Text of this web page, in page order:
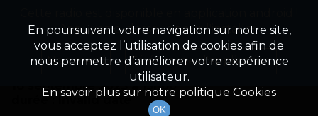
Détails De L'épisode
18 septembre 2023
à 15h00
durée : Invalid date
En poursuivant votre navigation sur notre site,
vous acceptez l’utilisation de cookies afin de
nous permettre d’améliorer votre expérience
utilisateur.
En savoir plus sur notre politique Cookies
OK
Appuyez ci-dessous pour l'installer.
Non merci Télécharger l'application